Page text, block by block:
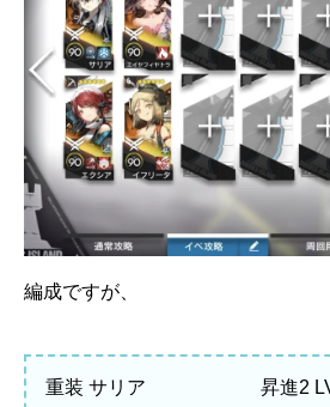
編成ですが、
重装 サリア 昇進2